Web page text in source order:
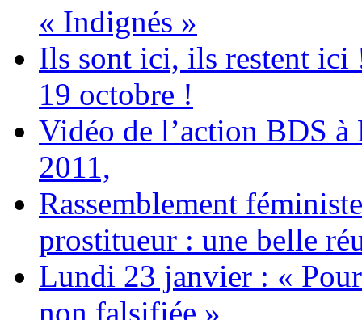
« Indignés »
Ils sont ici, ils restent ici
19 octobre !
Vidéo de l’action BDS
2011,
Rassemblement
prostitueur : une belle
Lundi 23 janvier : «
non falsifiée »